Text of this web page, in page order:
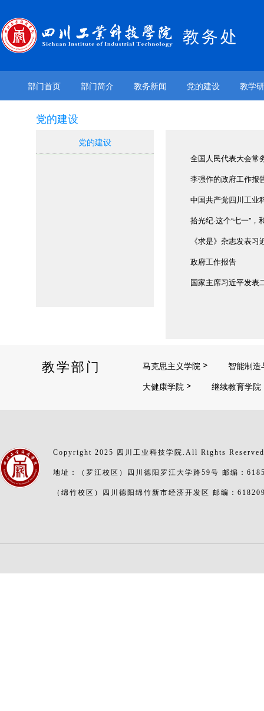
教务处
部门首页 部门简介 教务新闻 党的建设 教学
党的建设
党的建设
全国人民代表大会常
李强作的政府工作报
中国共产党四川工业
拾光纪·这个“七一”
《求是》杂志发表
政府工作报告
国家主席习近平发表
教学部门 马克思主义学院
智能制造
大健康学院
继续教育学院
Copyright 2025 四川工业科技学院.All Rights
地址：（罗江校区）四川德阳罗江大学路59号 邮编：
（绵竹校区）四川德阳绵竹新市经济开发区 邮编：